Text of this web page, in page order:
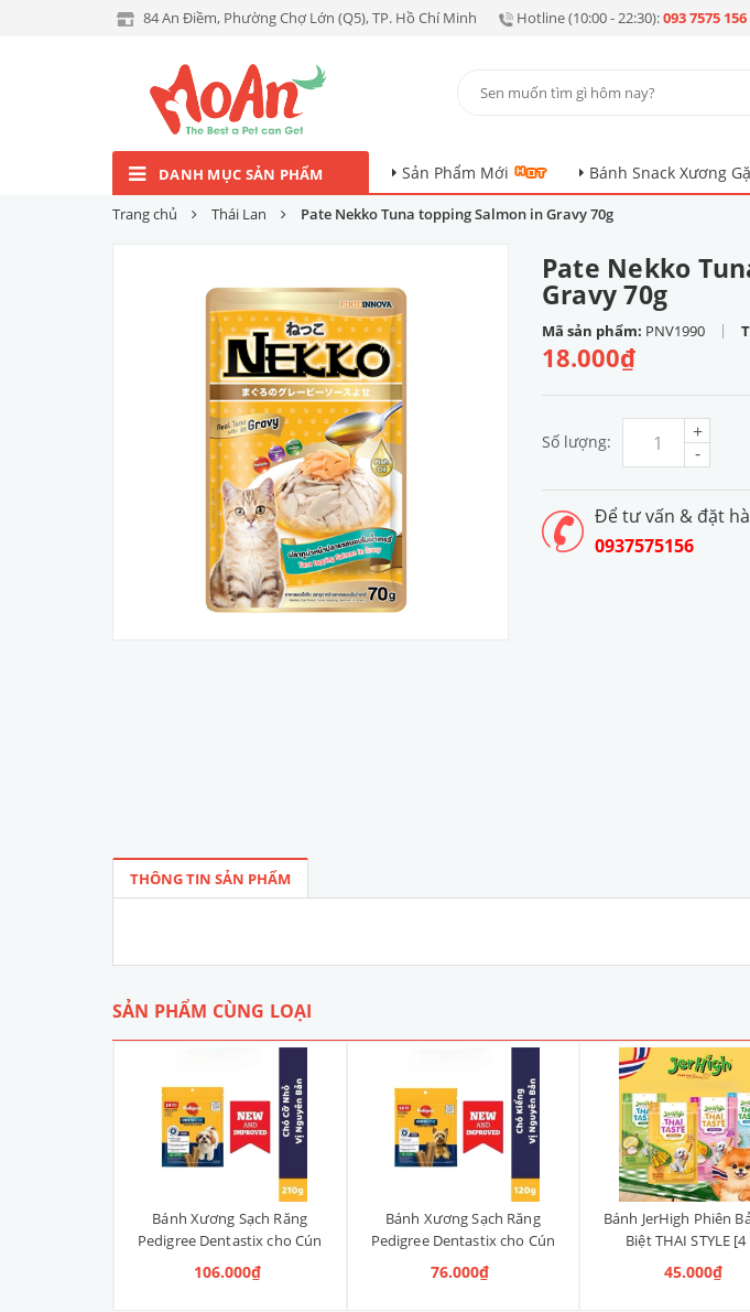
84 An Điềm, Phường Chợ Lớn (Q5), TP. Hồ Chí Minh Hotline (10:00 - 22:30):093 7575 156
DANH MỤC SẢN PHẨM Sản Phẩm Mới Bánh Snack Xương
Trang chủ Thái Lan Pate Nekko Tuna topping Salmon in Gravy 70g
Pate Nekko
Gravy 70g
Mã sản phẩm: PNV1990 |
18.000₫
Số lượng: -
+
Để tư vấn & đặt
0937575156
THÔNG TIN SẢN PHẨM
SẢN PHẨM CÙNG LOẠI
Bánh Xương Sạch Răng
Pedigree Dentastix cho Cún
vừa 210g (14 Thanh, Vị
Truyền Thống)
106.000₫
Bánh Xương Sạch Răng
Pedigree Dentastix cho Cún
nhỏ 120g (14 Thanh, Vị
Truyền Thống)
76.000₫
Bánh JerHigh Phiên
Biệt THAI STYLE
45.000₫